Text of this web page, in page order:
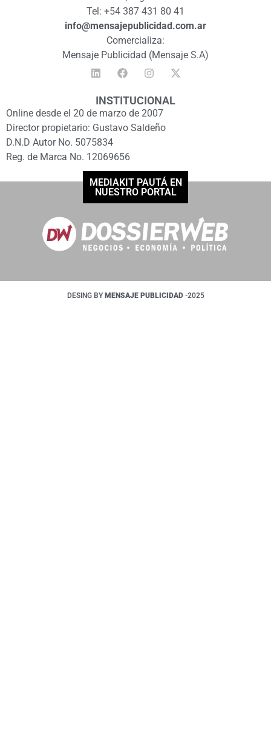
Tel: +54 387 431 80 41
info@mensajepublicidad.com.ar
Comercializa:
Mensaje Publicidad (Mensaje S.A)
INSTITUCIONAL
Online desde el 20 de marzo de 2007
Director propietario: Gustavo Saldeño
D.N.D Autor No. 5075834
Reg. de Marca No. 12069656
MEDIAKIT PAUTÁ EN
NUESTRO PORTAL
DESING BY MENSAJE PUBLICIDAD -2025